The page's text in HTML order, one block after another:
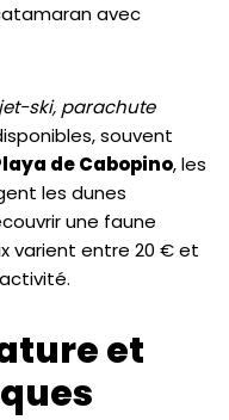
avec
jet-ski, parachute
souvent
de Cabopino, les
les dunes
une faune
varient entre 20 € et
et